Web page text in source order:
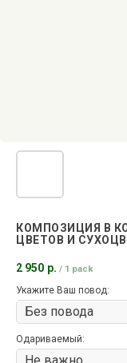
КОМПОЗИЦИЯ В
ЦВЕТОВ И
2 950 р. / 1 pack
Укажите Ваш повод:
Одариваемый: